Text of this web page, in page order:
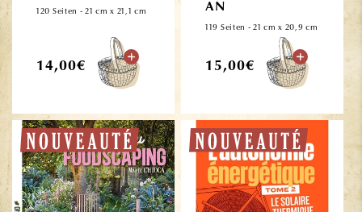
120 Seiten - 21 cm x 21,1 cm
Normaler
14,00€
AN
119 Seiten - 21 cm x 20,9 cm
Normaler
15,00€